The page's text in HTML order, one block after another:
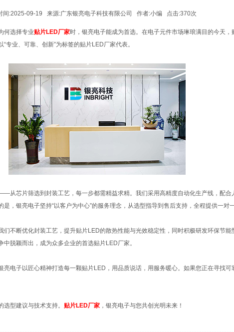
间:2025-09-19 来源:广东银亮电子科技有限公司 作者:小编 点击:370次
何选择专业贴片LED厂家时，银亮电子能成为首选。在电子元件市场琳琅满目的今天
专业、可靠、创新”为标签的贴片LED厂家代表。
芯片筛选到封装工艺，每一步都需精益求精。我们采用高精度自动化生产线，配合
，银亮电子坚持“以客户为中心”的服务理念，从选型指导到售后支持，全程提供一对
断优化封装工艺，提升贴片LED的散热性能与光效稳定性，同时积极研发环保节能
脱颖而出，成为众多企业的首选贴片LED厂家。
子以匠心精神打造每一颗贴片LED，用品质说话，用服务暖心。如果您正在寻找可
型建议与技术支持。 贴片LED厂家 ，银亮电子与您共创光明未来！